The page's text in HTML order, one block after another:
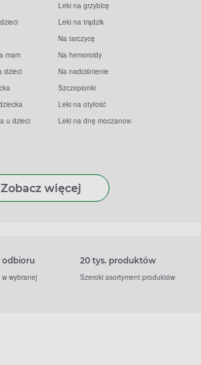
mam
dzieci
u dzieci
Leki na grzybicę
Leki na trądzik
Na tarczycę
Na hemoroidy
Na nadciśnienie
Szczepionki
Leki na otyłość
Leki na dnę moczanową
Zobacz więcej
odbioru
wybranej
20 tys. produktów
Szeroki asortyment produktów